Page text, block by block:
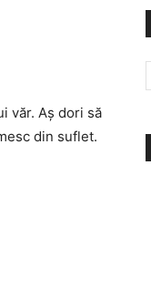
văr. Aș dori să
din suflet.